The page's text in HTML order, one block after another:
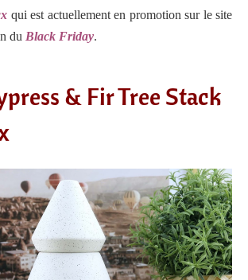
qui est actuellement en promotion sur le site
du Black Friday.
& Fir Tree Stack